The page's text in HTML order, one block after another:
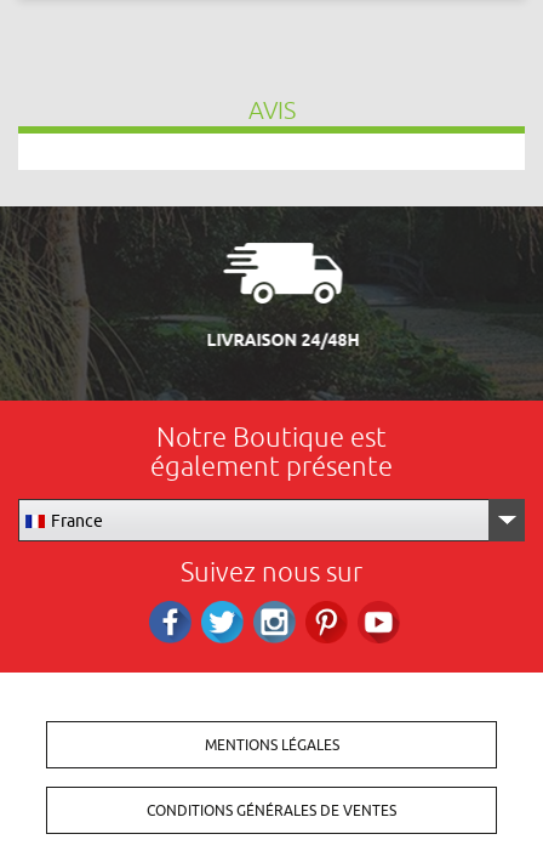
AVIS
LIVRAISON 24/48H
Notre Boutique est
également présente
France
Suivez nous sur
MENTIONS LÉGALES
CONDITIONS GÉNÉRALES DE VENTES